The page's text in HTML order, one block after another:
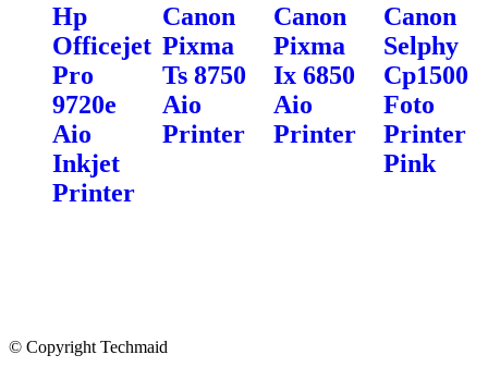
Hp
Officejet
Pro
9720e
Aio
Inkjet
Printer
Canon
Pixma
Ts 8750
Aio
Printer
Canon
Pixma
Ix 6850
Aio
Printer
Canon
Selphy
Cp1500
Foto
Printer
Pink
© Copyright Techmaid